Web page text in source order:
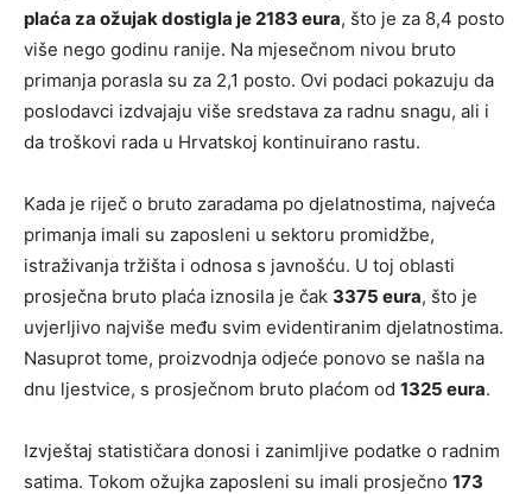
plaća za ožujak dostigla je 2183 eura, što je za 8,4 posto
više nego godinu ranije. Na mjesečnom nivou bruto
primanja porasla su za 2,1 posto. Ovi podaci pokazuju da
poslodavci izdvajaju više sredstava za radnu snagu, ali i
da troškovi rada u Hrvatskoj kontinuirano rastu.
Kada je riječ o bruto zaradama po djelatnostima, najveća
primanja imali su zaposleni u sektoru promidžbe,
istraživanja tržišta i odnosa s javnošću. U toj oblasti
prosječna bruto plaća iznosila je čak 3375 eura, što je
uvjerljivo najviše među svim evidentiranim djelatnostima.
Nasuprot tome, proizvodnja odjeće ponovo se našla na
dnu ljestvice, s prosječnom bruto plaćom od 1325 eura.
Izvještaj statističara donosi i zanimljive podatke o radnim
satima. Tokom ožujka zaposleni su imali prosječno 173